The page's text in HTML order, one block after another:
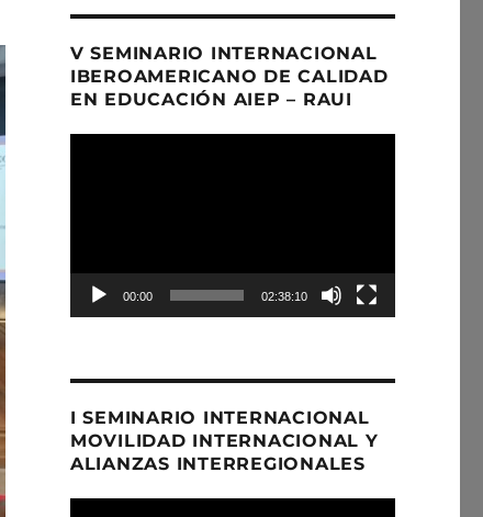
V SEMINARIO INTERNACIONAL
IBEROAMERICANO DE CALIDAD
EN EDUCACIÓN AIEP – RAUI
00:00 02:38:10
I SEMINARIO INTERNACIONAL
MOVILIDAD INTERNACIONAL Y
ALIANZAS INTERREGIONALES